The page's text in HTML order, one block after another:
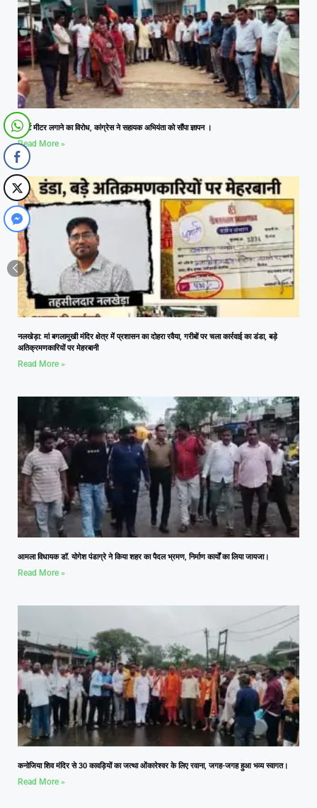
स्मार्ट मीटर लगाने का विरोध, कांग्रेस ने सहायक अभियंता को सौंपा ज्ञापन ।
Read More »
नलखेड़ा: मां बगलामुखी मंदिर क्षेत्र में प्रशासन का दोहरा रवैया, गरीबों पर चला कार्रवाई का डंडा, बड़े
अतिक्रमणकारियों पर मेहरबानी
Read More »
आमला विधायक डॉ. योगेश पंडाग्रे ने किया शहर का पैदल भ्रमण, निर्माण कार्यों का लिया जायजा।
Read More »
कनोजिया शिव मंदिर से 30 कावड़ियों का जत्था ओंकारेश्वर के लिए रवाना, जगह-जगह हुआ भव्य स्वागत।
Read More »